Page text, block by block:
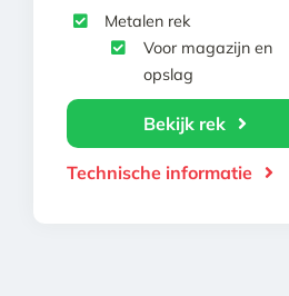
tot
Metalen rek
Voor magazijn en
opslag
Bekijk rek
Technische informatie